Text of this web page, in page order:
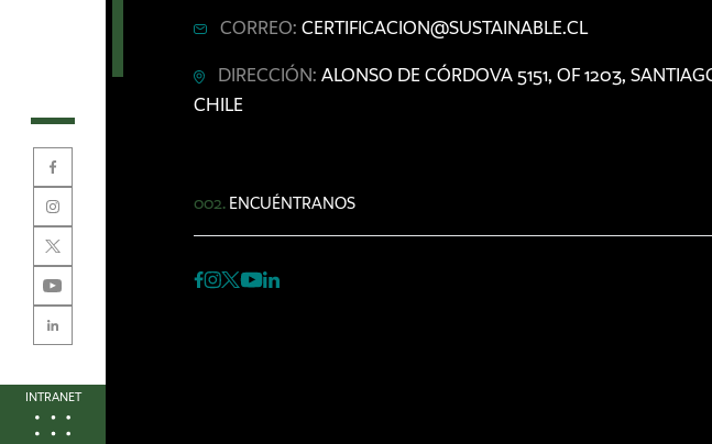
INTRANET
CORREO: CERTIFICACION@SUSTAINABLE.CL
DIRECCIÓN: ALONSO DE CÓRDOVA 5151, OF 1203,
CHILE
002. ENCUÉNTRANOS